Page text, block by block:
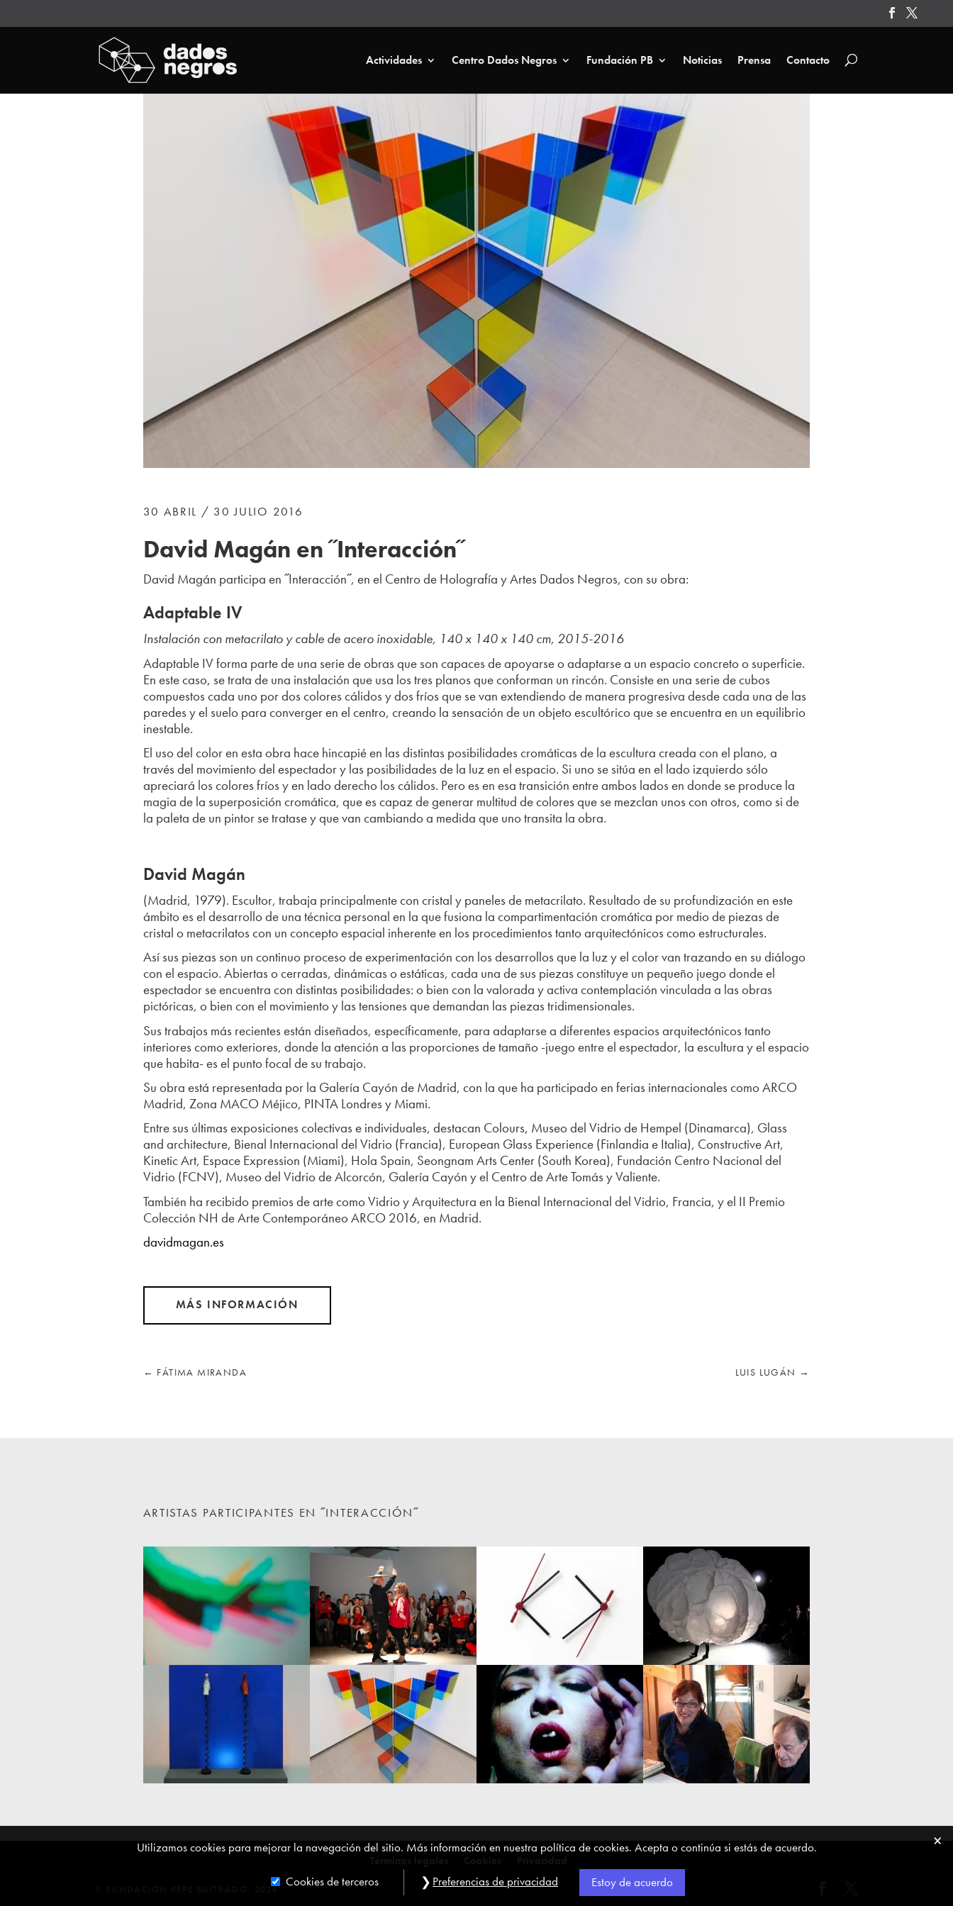
Actividades Centro Dados Negros Fundación PB Noticias Prensa Contacto
30 ABRIL / 30 JULIO 2016
David Magán en ˝Interacción˝
David Magán participa en ˝Interacción˝, en el Centro de Holografía y Artes Dados Negros, con su obra:
Adaptable IV
Instalación con metacrilato y cable de acero inoxidable, 140 x 140 x 140 cm, 2015-2016
Adaptable IV forma parte de una serie de obras que son capaces de apoyarse o adaptarse a un espacio concreto o superficie.
En este caso, se trata de una instalación que usa los tres planos que conforman un rincón. Consiste en una serie de cubos
compuestos cada uno por dos colores cálidos y dos fríos que se van extendiendo de manera progresiva desde cada una de las
paredes y el suelo para converger en el centro, creando la sensación de un objeto escultórico que se encuentra en un equilibrio
inestable.
El uso del color en esta obra hace hincapié en las distintas posibilidades cromáticas de la escultura creada con el plano, a
través del movimiento del espectador y las posibilidades de la luz en el espacio. Si uno se sitúa en el lado izquierdo sólo
apreciará los colores fríos y en lado derecho los cálidos. Pero es en esa transición entre ambos lados en donde se produce la
magia de la superposición cromática, que es capaz de generar multitud de colores que se mezclan unos con otros, como si de
la paleta de un pintor se tratase y que van cambiando a medida que uno transita la obra.
David Magán
(Madrid, 1979). Escultor, trabaja principalmente con cristal y paneles de metacrilato. Resultado de su profundización en este
ámbito es el desarrollo de una técnica personal en la que fusiona la compartimentación cromática por medio de piezas de
cristal o metacrilatos con un concepto espacial inherente en los procedimientos tanto arquitectónicos como estructurales.
Así sus piezas son un continuo proceso de experimentación con los desarrollos que la luz y el color van trazando en su diálogo
con el espacio. Abiertas o cerradas, dinámicas o estáticas, cada una de sus piezas constituye un pequeño juego donde el
espectador se encuentra con distintas posibilidades: o bien con la valorada y activa contemplación vinculada a las obras
pictóricas, o bien con el movimiento y las tensiones que demandan las piezas tridimensionales.
Sus trabajos más recientes están diseñados, específicamente, para adaptarse a diferentes espacios arquitectónicos tanto
interiores como exteriores, donde la atención a las proporciones de tamaño -juego entre el espectador, la escultura y el espacio
que habita- es el punto focal de su trabajo.
Su obra está representada por la Galería Cayón de Madrid, con la que ha participado en ferias internacionales como ARCO
Madrid, Zona MACO Méjico, PINTA Londres y Miami.
Entre sus últimas exposiciones colectivas e individuales, destacan Colours, Museo del Vidrio de Hempel (Dinamarca), Glass
and architecture, Bienal Internacional del Vidrio (Francia), European Glass Experience (Finlandia e Italia), Constructive Art,
Kinetic Art, Espace Expression (Miami), Hola Spain, Seongnam Arts Center (South Korea), Fundación Centro Nacional del
Vidrio (FCNV), Museo del Vidrio de Alcorcón, Galería Cayón y el Centro de Arte Tomás y Valiente.
También ha recibido premios de arte como Vidrio y Arquitectura en la Bienal Internacional del Vidrio, Francia, y el II Premio
Colección NH de Arte Contemporáneo ARCO 2016, en Madrid.
davidmagan.es
MÁS INFORMACIÓN
← FÁTIMA MIRANDA LUIS LUGÁN →
ARTISTAS PARTICIPANTES EN ˝INTERACCIÓN˝
© FUNDACIÓN PEPE BUITRAGO, 2024
Utilizamos cookies para mejorar la navegación del sitio. Más información en nuestra política de cookies. Acepta o continúa si estás de acuerdo.
Cookies de terceros Preferencias de privacidad Estoy de acuerdo